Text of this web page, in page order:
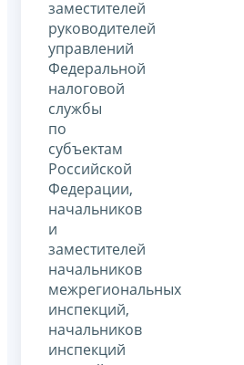
заместителей
руководителей
управлений
Федеральной
налоговой
службы
по
субъектам
Российской
Федерации,
начальников
и
заместителей
начальников
межрегиональных
инспекций,
начальников
инспекций